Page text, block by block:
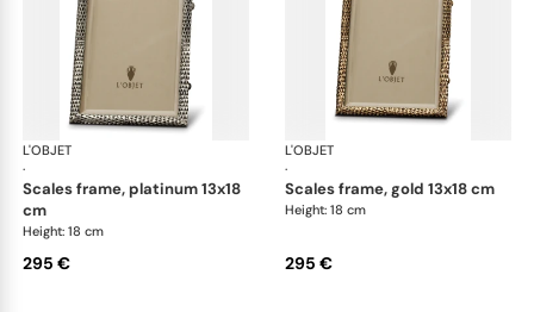
L'OBJET
·
Picture Frames
scales frame, platinum 13x18
cm
Height: 18 cm
295 €
L'OBJET
·
scales frame, gold 13x18 cm
Height: 18 cm
295 €